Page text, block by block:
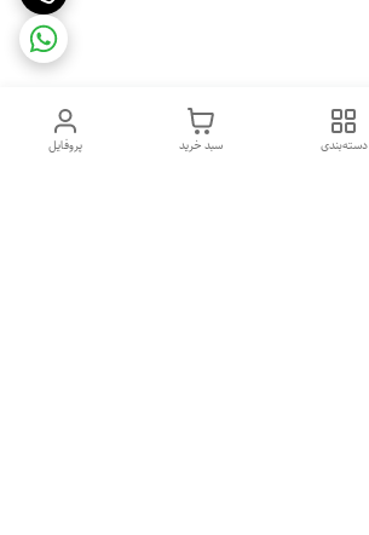
پروفایل سبد خرید دسته‌بندی